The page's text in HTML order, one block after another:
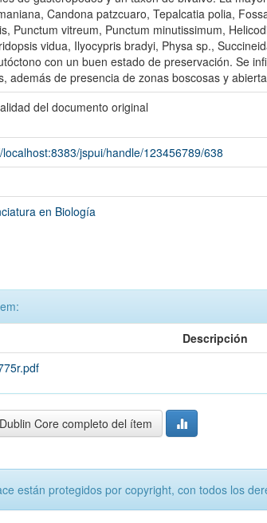
Candona patzcuaro, Tepalcatia polia,
Punctum vitreum, Punctum minutissimum,
vidua, Ilyocypris bradyi, Physa sp.,
con un buen estado de preservación. Se
además de presencia de zonas boscosas y
del documento original
localhost:8383/jspui/handle/123456789/638
en Biología
Descripción
Core completo del ítem
están protegidos por copyright, con todos los